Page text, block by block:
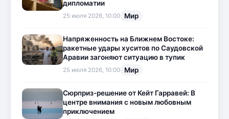
дипломатии
25 июля 2026, 10:00 Мир
Напряженность на Ближнем Востоке:
ракетные удары хуситов по Саудовской
Аравии загоняют ситуацию в тупик
25 июля 2026, 10:00 Мир
Сюрприз-решение от Кейт Гарравей: В
центре внимания с новым любовным
приключением